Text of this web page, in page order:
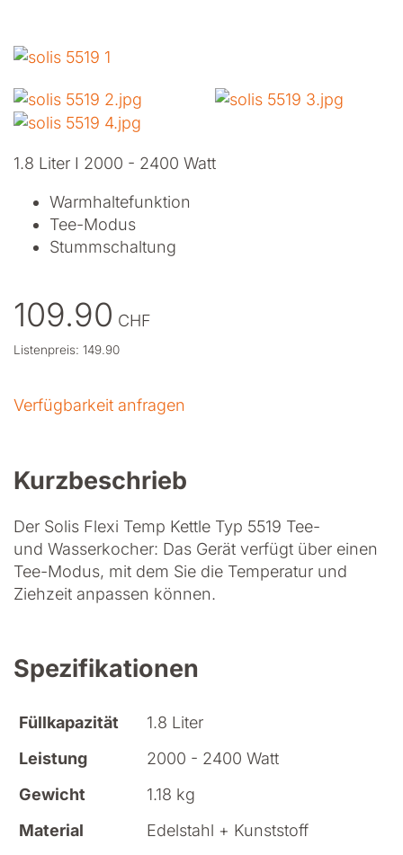
1.8 Liter I 2000 - 2400 Watt
Warmhaltefunktion
Tee-Modus
Stummschaltung
109.90 CHF
Listenpreis: 149.90
Verfügbarkeit anfragen
Kurzbeschrieb
Der Solis Flexi Temp Kettle Typ 5519 Tee-
und Wasserkocher: Das Gerät verfügt über einen
Tee-Modus, mit dem Sie die Temperatur und
Ziehzeit anpassen können.
Spezifikationen
Füllkapazität
1.8 Liter
Leistung
2000 - 2400 Watt
Gewicht
1.18 kg
Material
Edelstahl + Kunststoff